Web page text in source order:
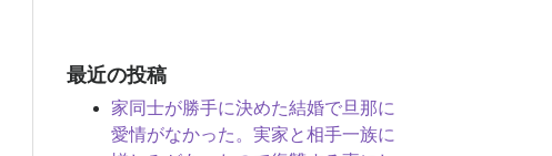
最近の投稿
家同士が勝手に決めた結婚で旦那に
愛情がなかった。実家と相手一族に